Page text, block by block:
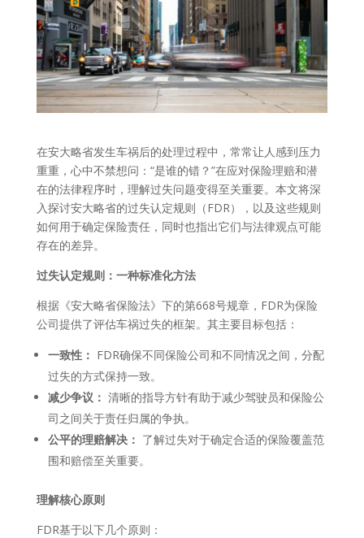
在安大略省发生车祸后的处理过程中，常常让人感到压力
重重，心中不禁想问：“是谁的错？”在应对保险理赔和潜
在的法律程序时，理解过失问题变得至关重要。本文将深
入探讨安大略省的过失认定规则（FDR），以及这些规则
如何用于确定保险责任，同时也指出它们与法律观点可能
存在的差异。
过失认定规则：一种标准化方法
根据《安大略省保险法》下的第668号规章，FDR为保险
公司提供了评估车祸过失的框架。其主要目标包括：
一致性： FDR确保不同保险公司和不同情况之间，分配
过失的方式保持一致。
减少争议： 清晰的指导方针有助于减少驾驶员和保险公
司之间关于责任归属的争执。
公平的理赔解决： 了解过失对于确定合适的保险覆盖范
围和赔偿至关重要。
理解核心原则
FDR基于以下几个原则：